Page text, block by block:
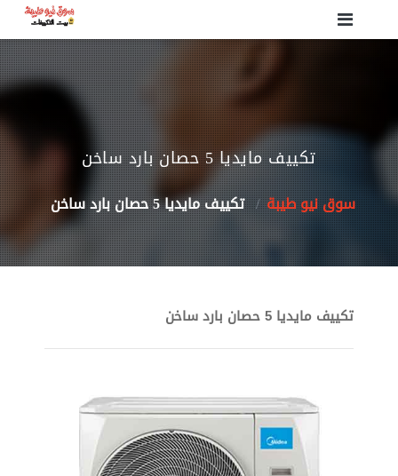
تكييف مايديا 5 حصان بارد ساخن
سوق نيو طيبة تكييف مايديا 5 حصان بارد ساخن
تكييف مايديا 5 حصان بارد ساخن